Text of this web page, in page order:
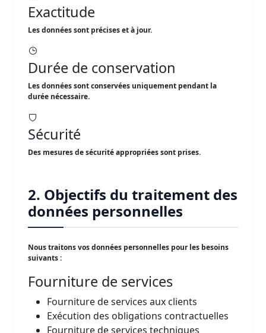
Exactitude
Les données sont précises et à jour.
Durée de conservation
Les données sont conservées uniquement pendant la
durée nécessaire.
Sécurité
Des mesures de sécurité appropriées sont prises.
2. Objectifs du traitement des
données personnelles
Nous traitons vos données personnelles pour les besoins
suivants :
Fourniture de services
Fourniture de services aux clients
Exécution des obligations contractuelles
Fourniture de services techniques